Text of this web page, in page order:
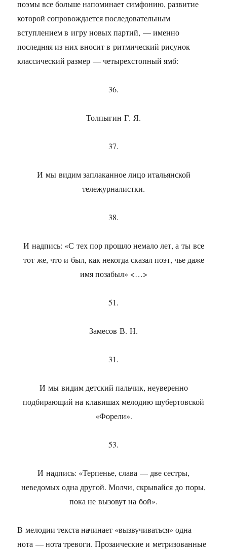
поэмы все больше напоминает симфонию, развитие
которой сопровождается последовательным
вступлением в игру новых партий, — именно
последняя из них вносит в ритмический рисунок
классический размер — четырехстопный ямб:
36.
Толпыгин Г. Я.
37.
И мы видим заплаканное лицо итальянской
тележурналистки.
38.
И надпись: «С тех пор прошло немало лет, а ты все
тот же, что и был, как некогда сказал поэт, чье даже
имя позабыл» <…>
51.
Замесов В. Н.
31.
И мы видим детский пальчик, неуверенно
подбирающий на клавишах мелодию шубертовской
«Форели».
53.
И надпись: «Терпенье, слава — две сестры,
неведомых одна другой. Молчи, скрывайся до поры,
пока не вызовут на бой».
В мелодии текста начинает «вызвучиваться» одна
нота — нота тревоги. Прозаические и метризованные